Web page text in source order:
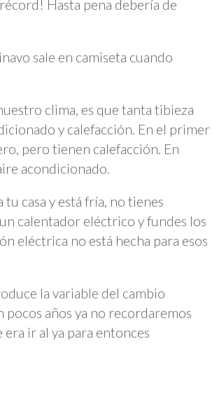
Hasta pena debería de
sale en camiseta cuando
clima, es que tanta tibieza
y calefacción. En el primer
pero tienen calefacción. En
acondicionado.
casa y está fría, no tienes
calentador eléctrico y fundes los
eléctrica no está hecha para esos
la variable del cambio
años ya no recordaremos
ir al ya para entonces